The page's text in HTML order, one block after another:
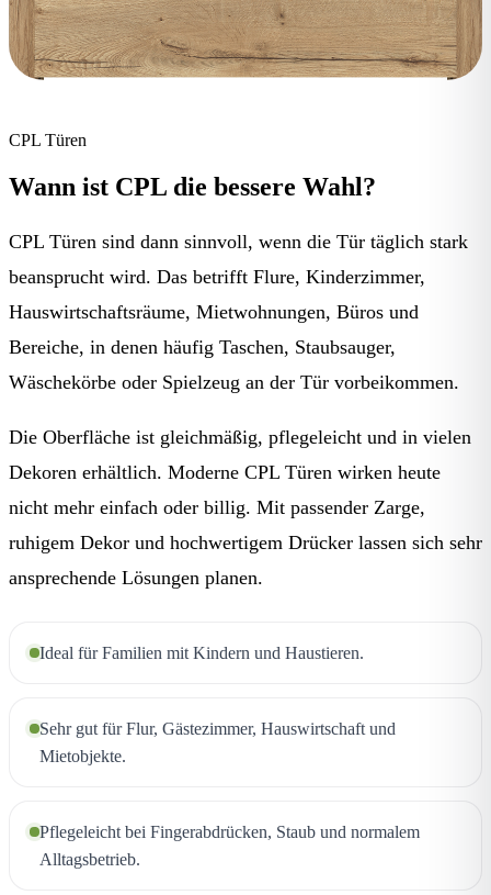
CPL Türen
Wann ist CPL die bessere Wahl?
CPL Türen sind dann sinnvoll, wenn die Tür täglich stark
beansprucht wird. Das betrifft Flure, Kinderzimmer,
Hauswirtschaftsräume, Mietwohnungen, Büros und
Bereiche, in denen häufig Taschen, Staubsauger,
Wäschekörbe oder Spielzeug an der Tür vorbeikommen.
Die Oberfläche ist gleichmäßig, pflegeleicht und in vielen
Dekoren erhältlich. Moderne CPL Türen wirken heute
nicht mehr einfach oder billig. Mit passender Zarge,
ruhigem Dekor und hochwertigem Drücker lassen sich sehr
ansprechende Lösungen planen.
Ideal für Familien mit Kindern und Haustieren.
Sehr gut für Flur, Gästezimmer, Hauswirtschaft und
Mietobjekte.
Pflegeleicht bei Fingerabdrücken, Staub und normalem
Alltagsbetrieb.